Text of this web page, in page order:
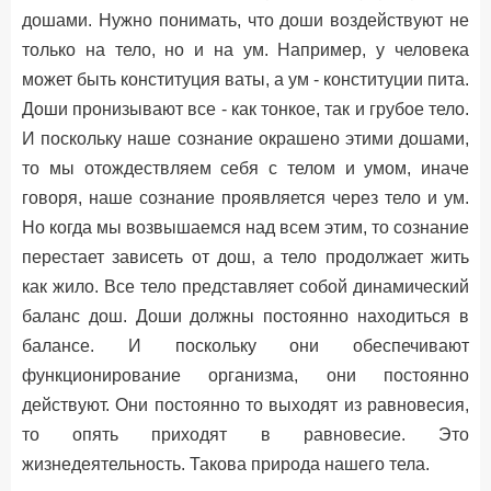
дошами. Нужно понимать, что доши воздействуют не
только на тело, но и на ум. Например, у человека
может быть конституция ваты, а ум - конституции пита.
Доши пронизывают все - как тонкое, так и грубое тело.
И поскольку наше сознание окрашено этими дошами,
то мы отождествляем себя с телом и умом, иначе
говоря, наше сознание проявляется через тело и ум.
Но когда мы возвышаемся над всем этим, то сознание
перестает зависеть от дош, а тело продолжает жить
как жило. Все тело представляет собой динамический
баланс дош. Доши должны постоянно находиться в
балансе. И поскольку они обеспечивают
функционирование организма, они постоянно
действуют. Они постоянно то выходят из равновесия,
то опять приходят в равновесие. Это
жизнедеятельность. Такова природа нашего тела.